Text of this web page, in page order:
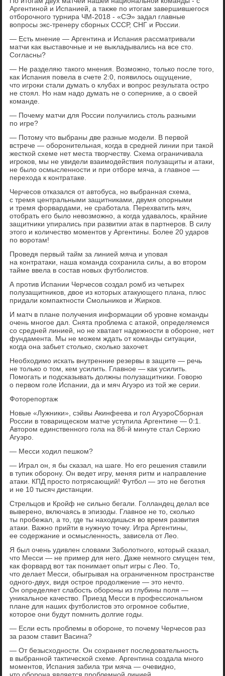
Аргентиной и Испанией, а также по итогам завершившегося
отборочного турнира ЧМ-2018 - «СЭ» задал главные
вопросы экс-тренеру сборных СССР, СНГ и России.
— Есть мнение — Аргентина и Испания рассматривали
матчи как выставочные и не выкладывались на все сто.
Согласны?
— Не разделяю такого мнения. Возможно, только после того,
как Испания повела в счете 2:0, появилось ощущение,
что игроки стали думать о клубах и вопрос результата остро
не стоял. Но нам надо думать не о сопернике, а о своей
команде.
— Почему матчи для России получились столь разными
по игре?
— Потому что выбраны две разные модели. В первой
встрече — оборонительная, когда в средней линии при такой
жесткой схеме нет места творчеству. Схема ограничивала
игроков, мы не увидели взаимодействия полузащиты и атаки,
не было осмысленности и при отборе мяча, а главное —
перехода к контратаке.
Черчесов отказался от автобуса, но выбранная схема,
с тремя центральными защитниками, двумя опорными
и тремя форвардами, не сработала. Перехватить мяч,
отобрать его было невозможно, а когда удавалось, крайние
защитники упирались при развитии атак в партнеров. В силу
этого и количество моментов у Аргентины. Более 20 ударов
по воротам!
Проведя первый тайм за линией мяча и уповая
на контратаки, наша команда сохранила силы, а во втором
тайме ввела в состав новых футболистов.
А против Испании Черчесов создал ромб из четырех
полузащитников, двое из которых атакующего плана, плюс
придали компактности Смольников и Жирков.
И матч в плане получения информации об уровне команды
очень многое дал. Снята проблема с атакой, определяемся
со средней линией, но не хватает надежности в обороне, нет
фундамента. Мы не можем ждать от команды ситуации,
когда она забьет столько, сколько захочет.
Необходимо искать внутренние резервы в защите — речь
не только о том, кем усилить. Главное — как усилить.
Помогать и подсказывать должны полузащитники. Говорю
о первом голе Испании, да и мяч Агуэро из той же серии.
Фоторепортаж
Новые «Лужники», сэйвы Акинфеева и гол АгуэроСборная
России в товарищеском матче уступила Аргентине — 0:1.
Автором единственного гола на 86-й минуте стал Серхио
Агуэро.
— Месси ходил пешком?
— Играл он, я бы сказал, на шаге. Но его решения ставили
в тупик оборону. Он ведет игру, меняя ритм и направление
атаки. КПД просто потрясающий! Футбол — это не беготня
и не 10 тысяч дистанции.
Стрельцов и Кройф не сильно бегали. Голландец делал все
выверено, включаясь в эпизоды. Главное не то, сколько
ты пробежал, а то, где ты находишься во время развития
атаки. Важно прийти в нужную точку. Игра Аргентины,
ее содержание и осмысленность, зависела от Лео.
Я был очень удивлен словами Заболотного, который сказал,
что Месси — не пример для него. Даже немного смущен тем,
как форвард вот так понимает опыт игры с Лео. То,
что делает Месси, обыгрывая на ограниченном пространстве
одного-двух, видя острое продолжение — это нечто.
Он определяет слабость обороны из глубины поля —
уникальное качество. Приезд Месси в профессиональном
плане для наших футболистов это огромное событие,
которое они будут помнить долгие годы.
— Если есть проблемы в обороне, то почему Черчесов раз
за разом ставит Васина?
— От безысходности. Он сохраняет последовательность
в выбранной тактической схеме. Аргентина создала много
моментов, Испания забила три мяча — очевидно,